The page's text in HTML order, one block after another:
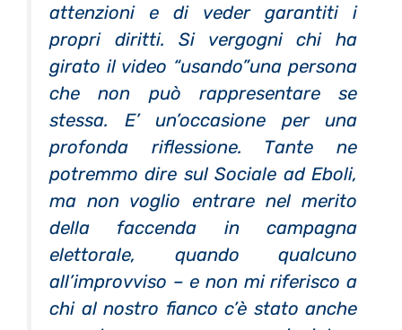
attenzioni e di veder garantiti i
propri diritti. Si vergogni chi ha
girato il video “usando”una persona
che non può rappresentare se
stessa. E’ un’occasione per una
profonda riflessione. Tante ne
potremmo dire sul Sociale ad Eboli,
ma non voglio entrare nel merito
della faccenda in campagna
elettorale, quando qualcuno
all’improvviso – e non mi riferisco a
chi al nostro fianco c’è stato anche